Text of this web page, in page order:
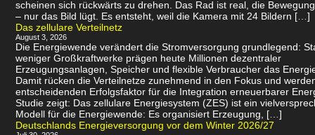
scheinen sich rückwärts zu drehen. Das Rad ist real, die
– nur das Bild lügt. Es entsteht, weil die Kamera mit 24 Bildern […]
Das zellulare Verteilnetz
August 3, 2026
Die Energiewende verändert die Stromversorgung grundlegend:
weniger Großkraftwerke prägen heute Millionen dezentraler
Erzeugungsanlagen, Speicher und flexible Verbraucher das
Damit rücken die Verteilnetze zunehmend in den Fokus und
entscheidenden Erfolgsfaktor für die Integration erneuerbarer
Studie zeigt: Das zellulare Energiesystem (ZES) ist ein
Modell für die Energiewende: Es organisiert Erzeugung, […]
Deutschlands Energieversorgung vor dem Winter 2026/27